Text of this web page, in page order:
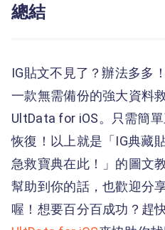
總結
IG貼文不見了？辦法多多
一款無需備份的強大資料
UltData for iOS。只需簡
恢復！以上就是「IG典藏
急救寶典在此！」的圖文
幫助到你的話，也歡迎分
喔！想要百分百成功？趕